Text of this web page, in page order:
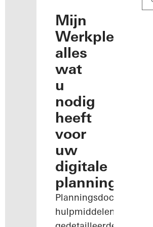
Mijn
Werkplek:
alles
wat
u
nodig
heeft
voor
uw
digitale
planning
hulpmiddelen,